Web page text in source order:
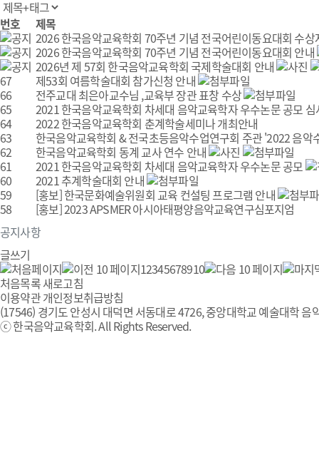
공지사항
번호
제목
2026 한국음악교육학회 70주년 기념 전국어린이동요대회 수상
2026 한국음악교육학회 70주년 기념 전국어린이동요대회 안내
2026년 제 57회 한국음악교육학회 국제학술대회 안내
67
제53회 여름학술대회 참가신청 안내
66
전주교대 최은아교수님 ,교육부 장관 표창 수상
65
2021 한국음악교육학회 차세대 음악교육학자 우수논문 공모 심
64
2022 한국음악교육학회 춘계학술세미나 개최안내
63
한국음악교육학회 & 전국초등음악수업연구회 주관 '2022 음악
62
한국음악교육학회 동계 교사 연수 안내
61
2021 한국음악교육학회 차세대 음악교육학자 우수논문 공모
60
2021 추계학술대회 안내
59
[홍보] 한국문화예술위원회 교육 컨설팅 프로그램 안내
58
[홍보] 2023 APSMER 아시아태평양음악교육연구심포지엄
글쓰기
12345678910
처음목록새로고침
이용약관개인정보취급방침
(17546) 경기도 안성시 대덕면 서동대로 4726, 중앙대학교 예술대학 음
ⓒ 한국음악교육학회. All Rights Reserved.